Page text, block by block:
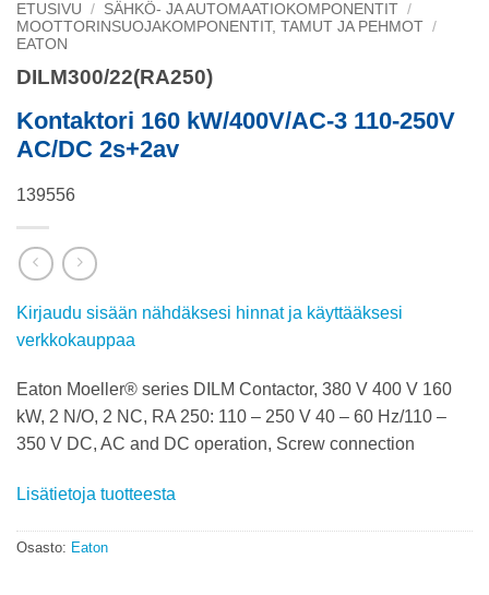
ETUSIVU / SÄHKÖ- JA AUTOMAATIOKOMPONENTIT /
MOOTTORINSUOJAKOMPONENTIT, TAMUT JA PEHMOT /
EATON
DILM300/22(RA250)
Kontaktori 160 kW/400V/AC-3 110-250V
AC/DC 2s+2av
139556
Kirjaudu sisään nähdäksesi hinnat ja käyttääksesi
verkkokauppaa
Eaton Moeller® series DILM Contactor, 380 V 400 V 160
kW, 2 N/O, 2 NC, RA 250: 110 – 250 V 40 – 60 Hz/110 –
350 V DC, AC and DC operation, Screw connection
Lisätietoja tuotteesta
Osasto: Eaton